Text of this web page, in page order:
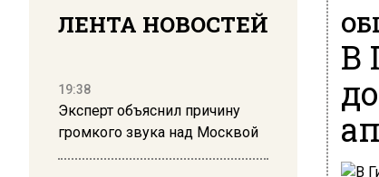
ЛЕНТА НОВОСТЕЙ
19:38
Эксперт объяснил причину
громкого звука над Москвой
В